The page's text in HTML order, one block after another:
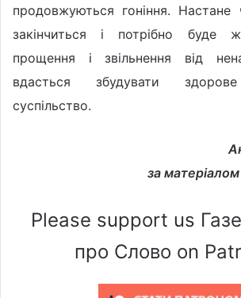
продовжуються гоніння. Настане
закінчиться і потрібно буде
прощення і звільнення від
вдасться збудувати
суспільство.
за
Please support us
про Слово on